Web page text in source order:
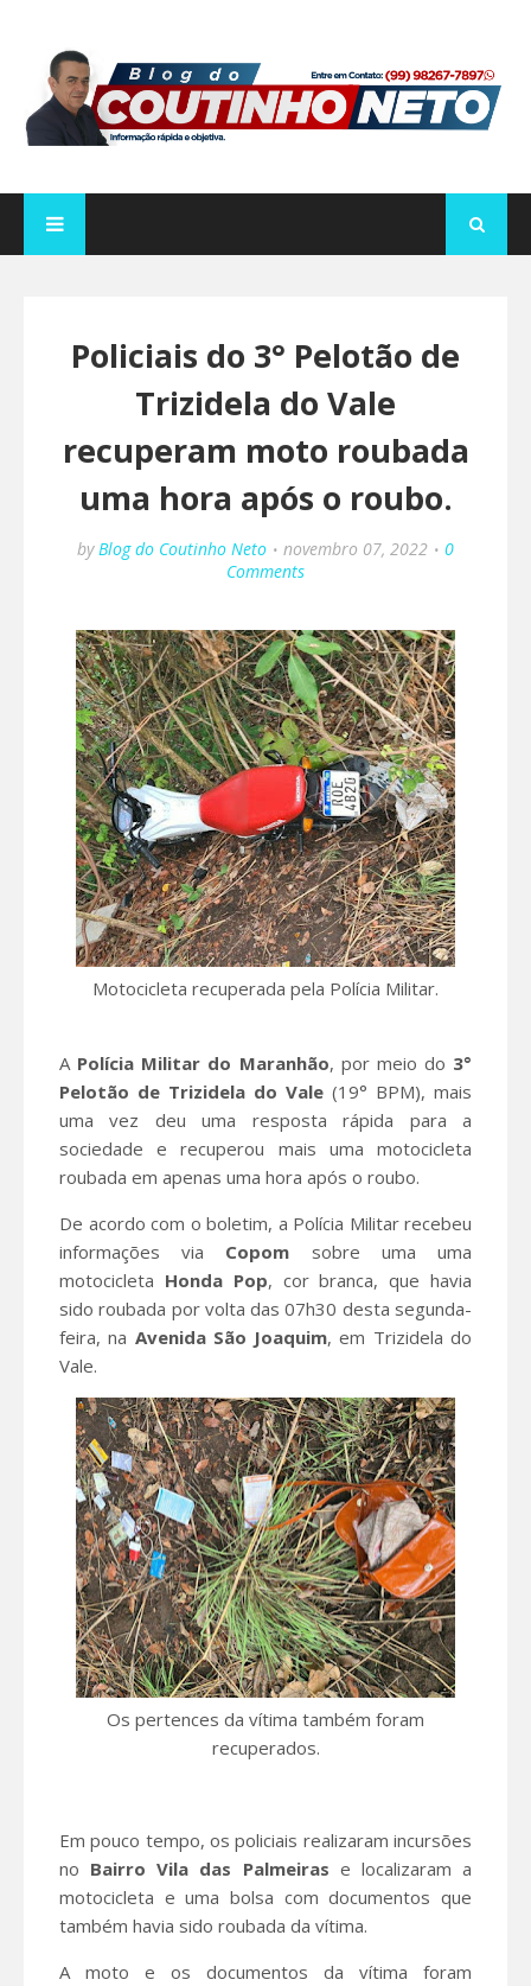
Policiais do 3° Pelotão de
Trizidela do Vale
recuperam moto roubada
uma hora após o roubo.
by Blog do Coutinho Neto novembro 07, 2022
0
Comments
Motocicleta recuperada pela Polícia Militar.
A Polícia Militar do Maranhão, por meio do 3°
Pelotão de Trizidela do Vale (19° BPM), mais
uma vez deu uma resposta rápida para a
sociedade e recuperou mais uma motocicleta
roubada em apenas uma hora após o roubo.
De acordo com o boletim, a Polícia Militar recebeu
informações via Copom sobre uma uma
motocicleta Honda Pop, cor branca, que havia
sido roubada por volta das 07h30 desta segunda-
feira, na Avenida São Joaquim, em Trizidela do
Vale.
Os pertences da vítima também foram
recuperados.
Em pouco tempo, os policiais realizaram incursões
no Bairro Vila das Palmeiras e localizaram a
motocicleta e uma bolsa com documentos que
também havia sido roubada da vítima.
A moto e os documentos da vítima foram